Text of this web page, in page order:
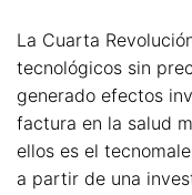
La Cuarta
tecnológicos sin
generado efectos
factura en la salud
ellos es el
a partir de una